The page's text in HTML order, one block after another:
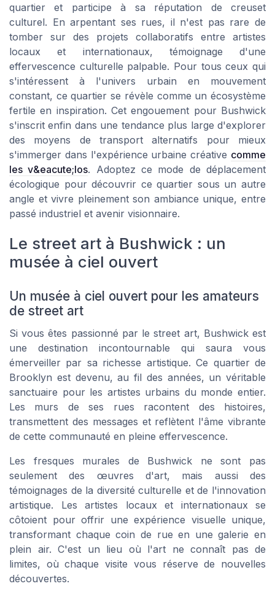
quartier et participe à sa réputation de creuset
culturel. En arpentant ses rues, il n'est pas rare de
tomber sur des projets collaboratifs entre artistes
locaux et internationaux, témoignage d'une
effervescence culturelle palpable. Pour tous ceux qui
s'intéressent à l'univers urbain en mouvement
constant, ce quartier se révèle comme un écosystème
fertile en inspiration. Cet engouement pour Bushwick
s'inscrit enfin dans une tendance plus large d'explorer
des moyens de transport alternatifs pour mieux
s'immerger dans l'expérience urbaine créative comme
les v&eacute;los. Adoptez ce mode de déplacement
écologique pour découvrir ce quartier sous un autre
angle et vivre pleinement son ambiance unique, entre
passé industriel et avenir visionnaire.
Le street art à Bushwick : un
musée à ciel ouvert
Un musée à ciel ouvert pour les amateurs
de street art
Si vous êtes passionné par le street art, Bushwick est
une destination incontournable qui saura vous
émerveiller par sa richesse artistique. Ce quartier de
Brooklyn est devenu, au fil des années, un véritable
sanctuaire pour les artistes urbains du monde entier.
Les murs de ses rues racontent des histoires,
transmettent des messages et reflètent l'âme vibrante
de cette communauté en pleine effervescence.
Les fresques murales de Bushwick ne sont pas
seulement des œuvres d'art, mais aussi des
témoignages de la diversité culturelle et de l'innovation
artistique. Les artistes locaux et internationaux se
côtoient pour offrir une expérience visuelle unique,
transformant chaque coin de rue en une galerie en
plein air. C'est un lieu où l'art ne connaît pas de
limites, où chaque visite vous réserve de nouvelles
découvertes.